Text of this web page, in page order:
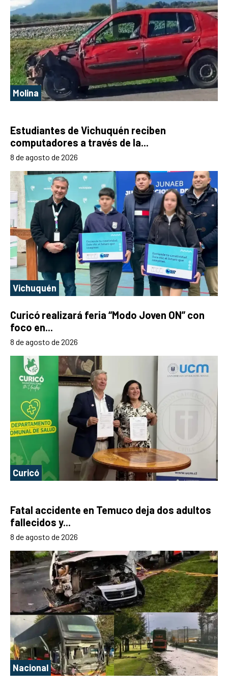
Molina
Estudiantes de Vichuquén reciben
computadores a través de la...
8 de agosto de 2026
Vichuquén
Curicó realizará feria “Modo Joven ON” con
foco en...
8 de agosto de 2026
Curicó
Fatal accidente en Temuco deja dos adultos
fallecidos y...
8 de agosto de 2026
Nacional